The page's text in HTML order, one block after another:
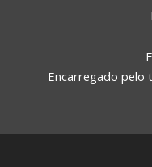
Encarregado pelo